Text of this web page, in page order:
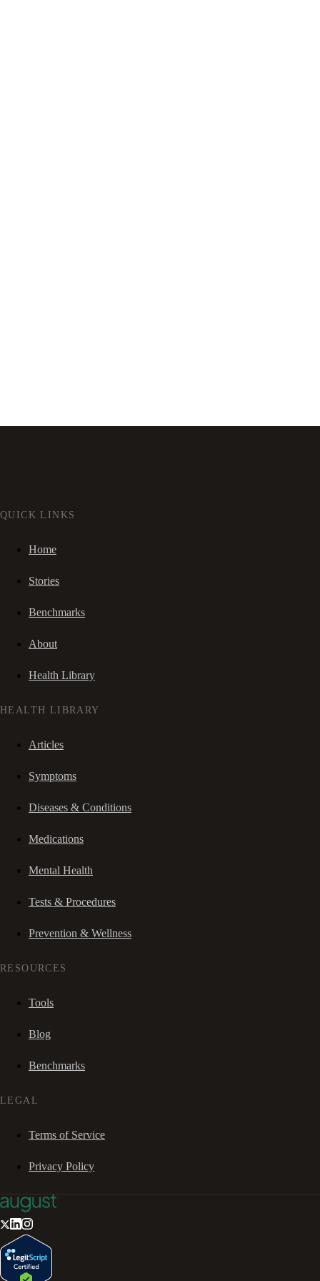
QUICK LINKS
Home
Stories
Benchmarks
About
Health Library
HEALTH LIBRARY
Articles
Symptoms
Diseases & Conditions
Medications
Mental Health
Tests & Procedures
Prevention & Wellness
RESOURCES
Tools
Blog
Benchmarks
LEGAL
Terms of Service
Privacy Policy